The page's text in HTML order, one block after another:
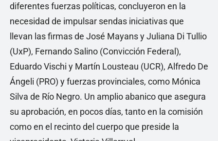
diferentes fuerzas políticas, concluyeron en la
necesidad de impulsar sendas iniciativas que
llevan las firmas de José Mayans y Juliana Di Tullio
(UxP), Fernando Salino (Convicción Federal),
Eduardo Vischi y Martín Lousteau (UCR), Alfredo De
Ángeli (PRO) y fuerzas provinciales, como Mónica
Silva de Río Negro. Un amplio abanico que asegura
su aprobación, en pocos días, tanto en la comisión
como en el recinto del cuerpo que preside la